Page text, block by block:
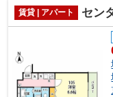
賃貸 | アパート セン